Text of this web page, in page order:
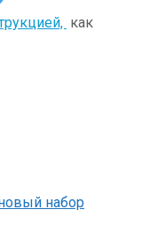
как